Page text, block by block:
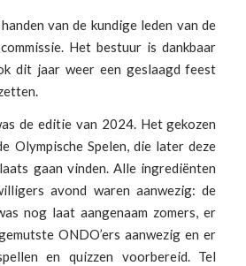
van de kundige leden van de
Het bestuur is dankbaar
dit jaar weer een geslaagd feest
de editie van 2024. Het gekozen
Olympische Spelen, die later deze
gaan vinden. Alle ingrediënten
avond waren aanwezig: de
nog laat aangenaam zomers, er
ONDO’ers aanwezig en er
en quizzen voorbereid. Tel